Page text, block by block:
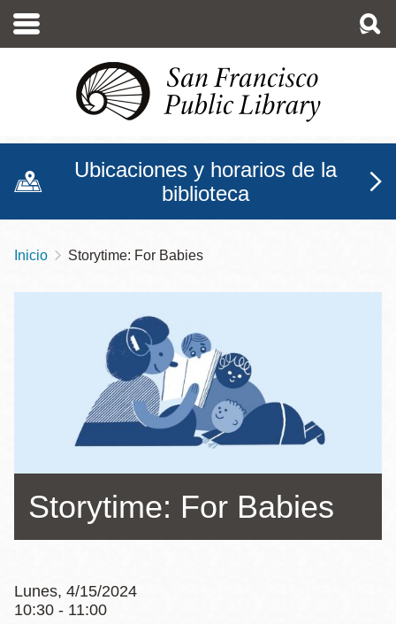
contenido
Ubicaciones y horarios de la
biblioteca
Sobrescribir
enlaces
navegación
Inicio Storytime: For Babies
Storytime: For Babies
Lunes, 4/15/2024
10:30 - 11:00